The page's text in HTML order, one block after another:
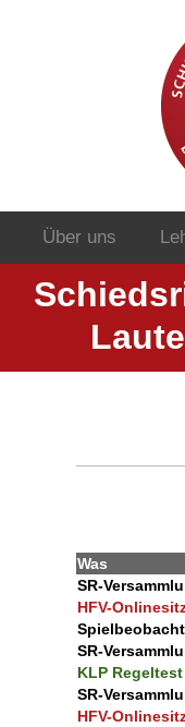
Über uns
Was
SR-
HFV-
SR-
KLP Regeltest
SR-
HFV-